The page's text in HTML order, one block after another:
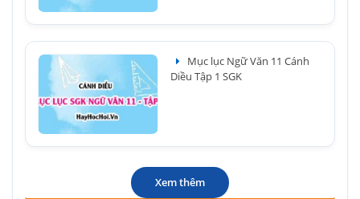
Mục lục Ngữ Văn 11 Cánh
Diều Tập 1 SGK
Xem thêm